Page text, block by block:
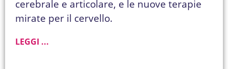
cerebrale e articolare, e le nuove terapie
mirate per il cervello.
LEGGI ...